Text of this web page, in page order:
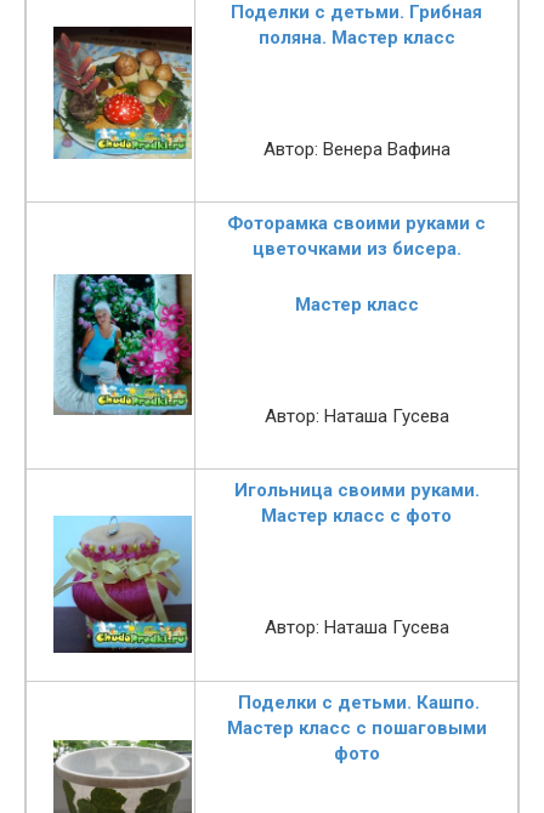
Поделки с детьми. Грибная
поляна. Мастер класс
Автор: Венера Вафина
Фоторамка своими руками с
цветочками из бисера.
Мастер класс
Автор: Наташа Гусева
Игольница своими руками.
Мастер класс с фото
Автор: Наташа Гусева
Поделки с детьми. Кашпо.
Мастер класс с пошаговыми
фото